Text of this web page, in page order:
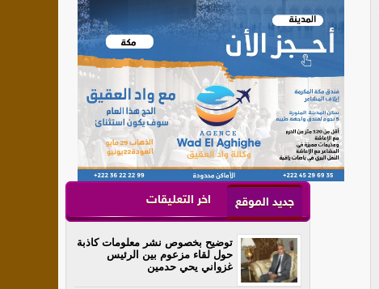
جديد الموقع اخر التعليقات
توضيح بخصوص نشر معلومات كاذبة
حول لقاء مزعوم بين الرئيس
غزواني يحي حدمين